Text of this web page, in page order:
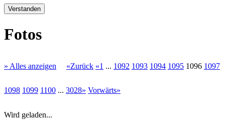
Verstanden
Fotos
» Alles anzeigen «Zurück «1 ... 1092 1093 1094 1095 1096 1097
1098 1099 1100 ... 3028» Vorwärts»
Wird geladen...